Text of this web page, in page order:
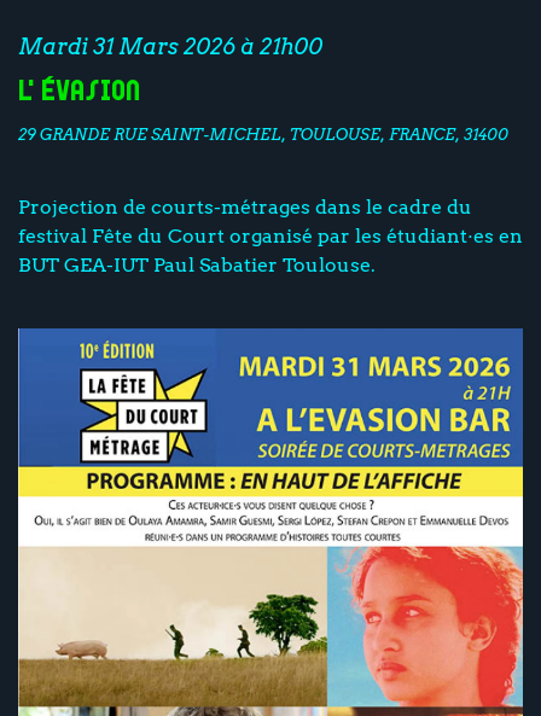
Mardi 31 Mars 2026 à 21h00
L'Évasion
29 GRANDE RUE SAINT-MICHEL, TOULOUSE, FRANCE, 31400
Projection de courts-métrages dans le cadre du
festival Fête du Court organisé par les étudiant·es en
BUT GEA-IUT Paul Sabatier Toulouse.